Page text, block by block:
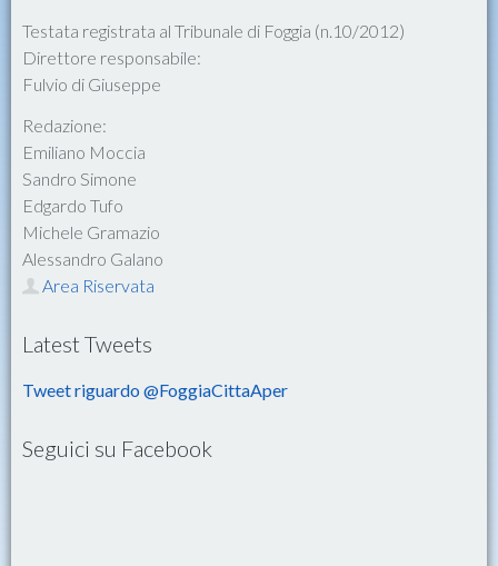
Testata registrata al Tribunale di Foggia (n.10/2012)
Direttore responsabile:
Fulvio di Giuseppe
Redazione:
Emiliano Moccia
Sandro Simone
Edgardo Tufo
Michele Gramazio
Alessandro Galano
Area Riservata
Latest Tweets
Tweet riguardo @FoggiaCittaAper
Seguici su Facebook